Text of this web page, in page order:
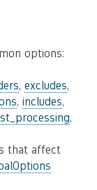
options:
, excludes,
, includes,
,
that affect